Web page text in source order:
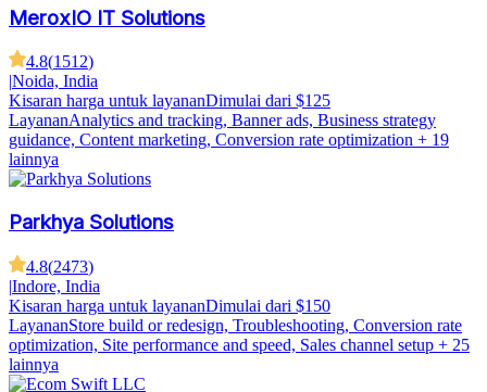
MeroxIO IT Solutions
4.8(1512)
Noida, India
Kisaran harga untuk layananDimulai dari $125
LayananAnalytics and tracking, Banner ads, Business strategy
guidance, Content marketing, Conversion rate optimization + 19
lainnya
Parkhya Solutions
4.8(2473)
|Indore, India
Kisaran harga untuk layananDimulai dari $150
LayananStore build or redesign, Troubleshooting, Conversion rate
optimization, Site performance and speed, Sales channel setup + 25
lainnya